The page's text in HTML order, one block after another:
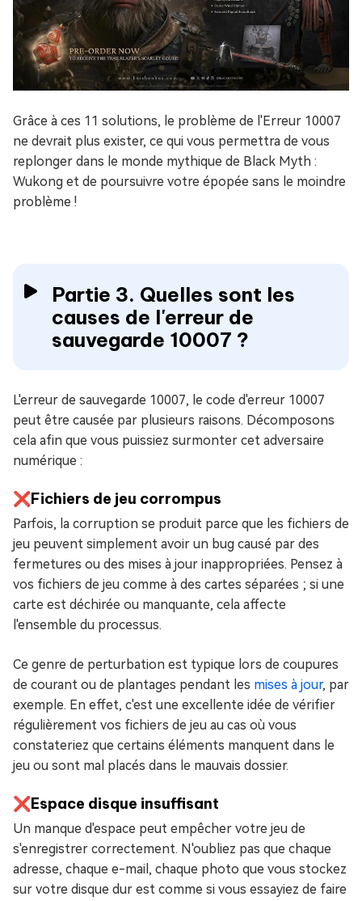
Grâce à ces 11 solutions, le problème de l'Erreur 10007
ne devrait plus exister, ce qui vous permettra de vous
replonger dans le monde mythique de Black Myth :
Wukong et de poursuivre votre épopée sans le moindre
problème !
Partie 3. Quelles sont les
causes de l'erreur de
sauvegarde 10007 ?
L'erreur de sauvegarde 10007, le code d'erreur 10007
peut être causée par plusieurs raisons. Décomposons
cela afin que vous puissiez surmonter cet adversaire
numérique :
❌Fichiers de jeu corrompus
Parfois, la corruption se produit parce que les fichiers de
jeu peuvent simplement avoir un bug causé par des
fermetures ou des mises à jour inappropriées. Pensez à
vos fichiers de jeu comme à des cartes séparées ; si une
carte est déchirée ou manquante, cela affecte
l'ensemble du processus.
Ce genre de perturbation est typique lors de coupures
de courant ou de plantages pendant les mises à jour, par
exemple. En effet, c'est une excellente idée de vérifier
régulièrement vos fichiers de jeu au cas où vous
constateriez que certains éléments manquent dans le
jeu ou sont mal placés dans le mauvais dossier.
❌Espace disque insuffisant
Un manque d'espace peut empêcher votre jeu de
s'enregistrer correctement. N'oubliez pas que chaque
adresse, chaque e-mail, chaque photo que vous stockez
sur votre disque dur est comme si vous essayiez de faire